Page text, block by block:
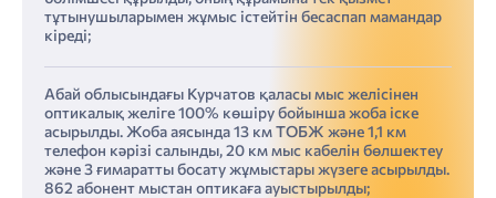
тұтынушыларымен жұмыс істейтін бесаспап мамандар
кіреді;
Абай облысындағы Курчатов қаласы мыс желісінен
оптикалық желіге 100% көшіру бойынша жоба іске
асырылды. Жоба аясында 13 км ТОБЖ және 1,1 км
телефон кәрізі салынды, 20 км мыс кабелін бөлшектеу
және 3 ғимаратты босату жұмыстары жүзеге асырылды.
862 абонент мыстан оптикаға ауыстырылды;